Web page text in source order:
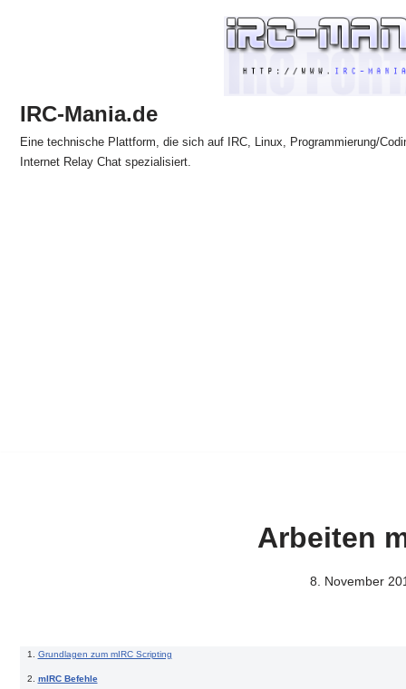
IRC-Mania.de
Eine technische Plattform, die sich auf IRC, Linux, Programmierung/
Internet Relay Chat spezialisiert.
Arbeiten
8. November
Grundlagen zum mIRC Scripting
mIRC Befehle